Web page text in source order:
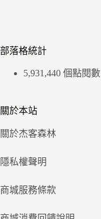
部落格統計
5,931,440 個點閱數
關於本站
關於杰客森林
隱私權聲明
商城服務條款